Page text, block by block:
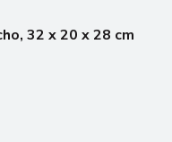
32 x 20 x 28 cm